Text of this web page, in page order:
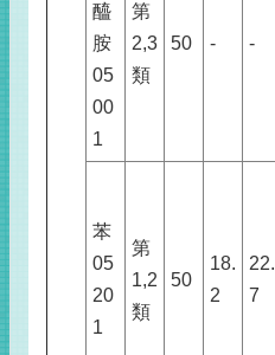
醯
胺
05
00
1
第
2,3
類
50 - -
苯
05
20
1
第
1,2
類
50
18.
2
22.
7